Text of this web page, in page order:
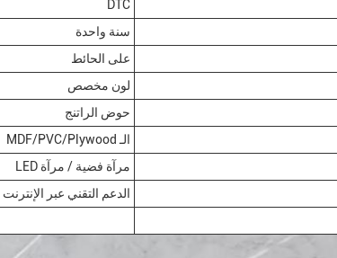
DTC
سنة واحدة
على الحائط
لون مخصص
حوض الراتنج
الـ MDF/PVC/Plywood
مرآة فضية / مرآة LED
الدعم التقني عبر الإنترنت